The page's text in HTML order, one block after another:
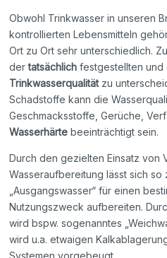
Obwohl Trinkwasser in unseren
kontrollierten Lebensmitteln
Ort zu Ort sehr unterschiedlich.
dertatsächlich festgestellten
Trinkwasserqualitätzu
Schadstoffe kann die
Geschmacksstoffe, Gerüche,
Wasserhärte beeinträchtigt sein.
Durch den gezielten Einsatz von
Wasseraufbereitung lässt sich so
„Ausgangswasser“ für einen
Nutzungszweck aufbereiten.
wird bspw. sogenanntes
wird u.a. etwaigen
Systemen vorgebeugt.